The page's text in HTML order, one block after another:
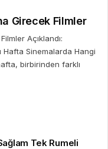
Girecek Filmler
Açıklandı:
Sinemalarda Hangi
birbirinden farklı
Tek Rumeli